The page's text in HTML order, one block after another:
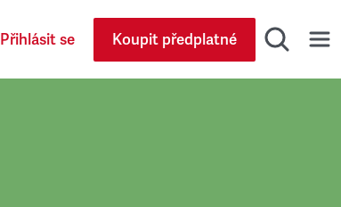
Přihlásit se Koupit předplatné